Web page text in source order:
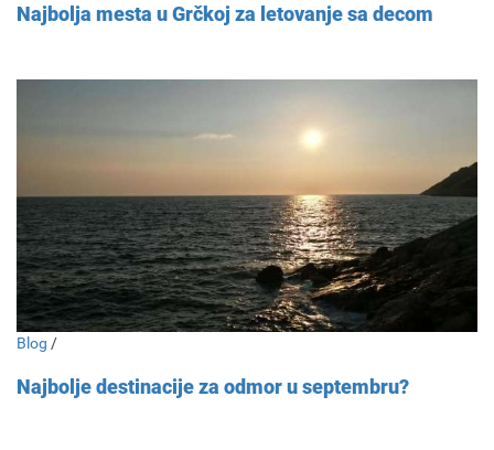
Najbolja mesta u Grčkoj za letovanje sa decom
Blog /
Najbolje destinacije za odmor u septembru?